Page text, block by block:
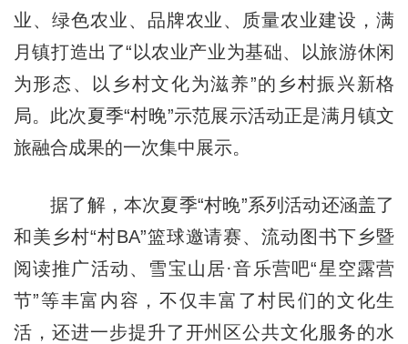
业、绿色农业、品牌农业、质量农业建设，满
月镇打造出了“以农业产业为基础、以旅游休闲
为形态、以乡村文化为滋养”的乡村振兴新格
局。此次夏季“村晚”示范展示活动正是满月镇文
旅融合成果的一次集中展示。
据了解，本次夏季“村晚”系列活动还涵盖了
和美乡村“村BA”篮球邀请赛、流动图书下乡暨
阅读推广活动、雪宝山居·音乐营吧“星空露营
节”等丰富内容，不仅丰富了村民们的文化生
活，还进一步提升了开州区公共文化服务的水